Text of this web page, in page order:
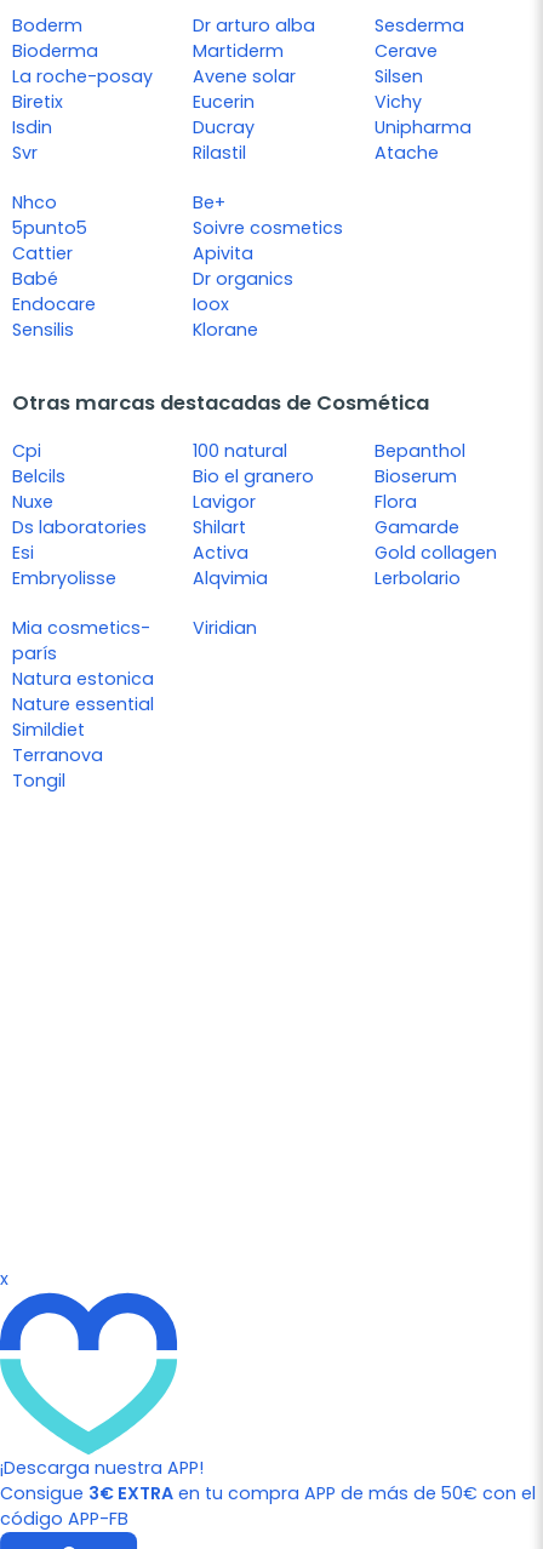
Boderm
Bioderma
La roche-posay
Biretix
Isdin
Svr
Dr arturo alba
Martiderm
Avene solar
Eucerin
Ducray
Rilastil
Sesderma
Cerave
Silsen
Vichy
Unipharma
Atache
Nhco
5punto5
Cattier
Babé
Endocare
Sensilis
Be+
Soivre cosmetics
Apivita
Dr organics
Ioox
Klorane
Otras marcas destacadas de Cosmética
Cpi
Belcils
Nuxe
Ds laboratories
Esi
Embryolisse
100 natural
Bio el granero
Lavigor
Shilart
Activa
Alqvimia
Bepanthol
Bioserum
Flora
Gamarde
Gold collagen
Lerbolario
Mia cosmetics-
parís
Natura estonica
Nature essential
Simildiet
Terranova
Tongil
Viridian
x
¡Descarga nuestra APP!
Consigue 3€ EXTRA en tu compra APP de más de 50€ con el
código APP-FB